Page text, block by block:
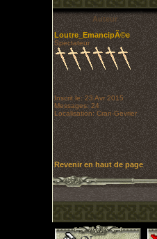
Auteur
Loutre_EmancipÃ©e
Spectateur
Inscrit le: 23 Avr 2015
Messages: 24
Localisation: Cran-Gevrier
Revenir en haut de page